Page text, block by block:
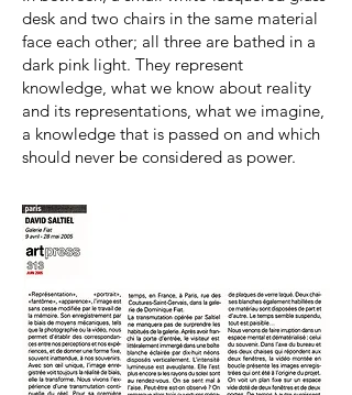
desk and two chairs in the same material
face each other; all three are bathed in a
dark pink light. They represent
knowledge, what we know about reality
and its representations, what we imagine,
a knowledge that is passed on and which
should never be considered as power.